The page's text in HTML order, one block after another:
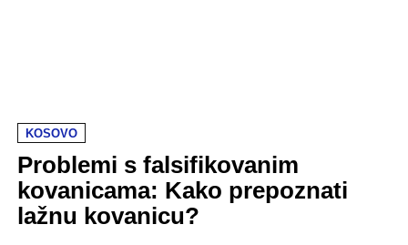
KOSOVO
Problemi s falsifikovanim
kovanicama: Kako prepoznati
lažnu kovanicu?